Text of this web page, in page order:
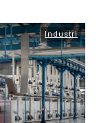
Industri